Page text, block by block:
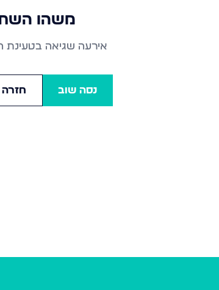
משהו
אירעה שגיאה בטעינת
נסה שוב